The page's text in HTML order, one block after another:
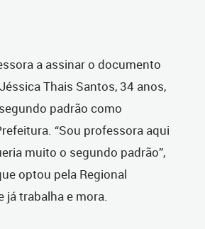
a assinar o documento
Thais Santos, 34 anos,
padrão como
“Sou professora aqui
muito o segundo padrão”,
optou pela Regional
já trabalha e mora.